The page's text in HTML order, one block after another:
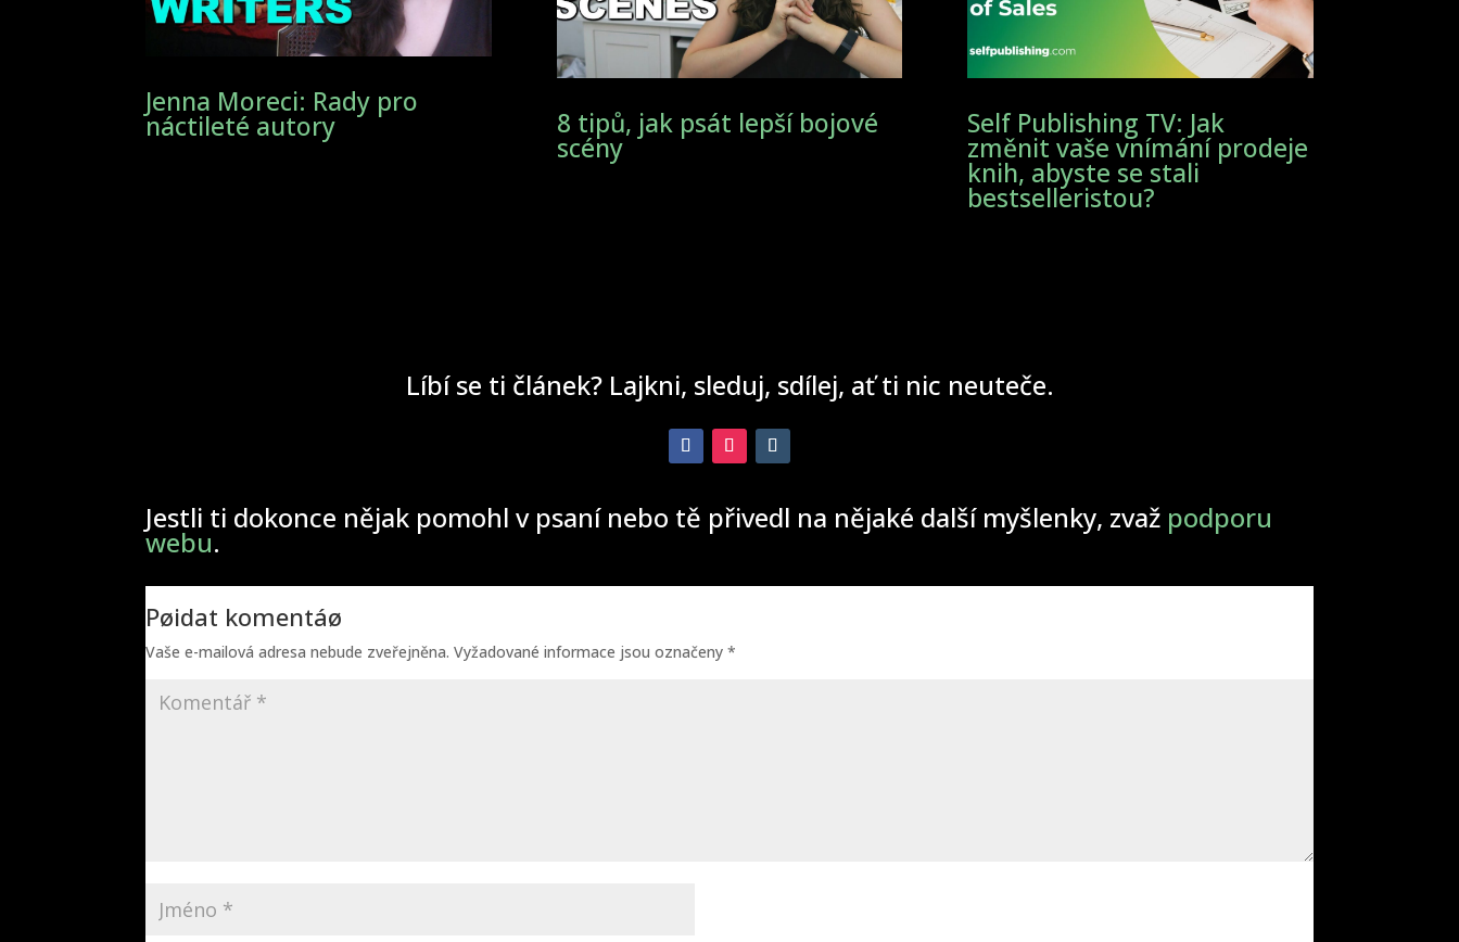
Jenna Moreci: Rady pro
náctileté autory 8 tipů, jak psát lepší bojové
scény
Self Publishing TV: Jak
změnit vaše vnímání prodeje
knih, abyste se stali
bestselleristou?
Líbí se ti článek? Lajkni, sleduj, sdílej, ať ti nic neuteče.
Jestli ti dokonce nějak pomohl v psaní nebo tě přivedl na nějaké další myšlenky, zvaž podporu
webu.
Pøidat komentáø
Vaše e-mailová adresa nebude zveřejněna. Vyžadované informace jsou označeny*